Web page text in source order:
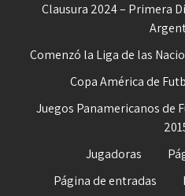
Clausura 2024 – Primera
Comenzó la Liga de las
Copa América de
Juegos Panamericanos de
Jugadoras
Página de entradas